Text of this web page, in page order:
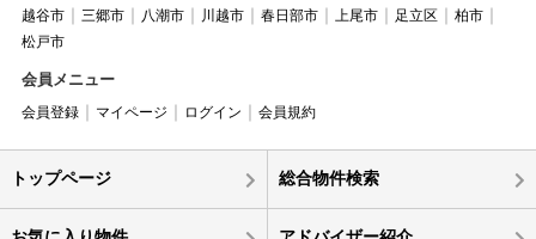
越谷市
三郷市 八潮市 川越市 春日部市 上尾市 足立区
柏市
松戸市
会員メニュー
会員登録 マイページ ログイン 会員規約
トップページ 総合物件検索